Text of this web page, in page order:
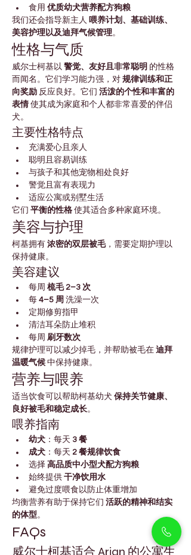
食用 优质幼犬营养配方狗粮
我们还会指导新主人 喂养计划、基础训练、
美容护理以及迪拜气候管理。
性格与气质
威尔士柯基以 警觉、友好且非常聪明 的性格
而闻名。它们学习能力强，对 规律训练和正
向奖励 反应良好。它们 活泼的个性和丰富的
表情 使其成为家庭和个人都非常喜爱的伴侣
犬。
主要性格特点
充满爱心且亲人
聪明且容易训练
与孩子和其他宠物相处良好
警觉且富有表现力
适应公寓或别墅生活
它们 平衡的性格 使其适合多种家庭环境。
美容与护理
柯基拥有 浓密的双层被毛，需要定期护理以
保持健康。
美容建议
每周 梳毛 2–3 次
每 4–5 周 洗澡一次
定期修剪指甲
清洁耳朵防止堆积
每周 刷牙数次
规律护理可以减少掉毛，并帮助被毛在 迪拜
温暖气候 中保持健康。
营养与喂养
适当饮食可以帮助柯基幼犬 保持关节健康、
良好被毛和稳定成长。
喂养指南
幼犬 ：每天 3 餐
成犬 ：每天 2 餐规律饮食
选择 高品质中小型犬配方狗粮
始终提供 干净饮用水
避免过度喂食以防止体重增加
均衡营养有助于保持它们 活跃的精神和结实
的体型。
FAQs
威尔士柯基适合 Arjan 的公寓生